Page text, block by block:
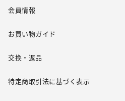
会員情報
お買い物ガイド
交換・返品
特定商取引法に基づく表示